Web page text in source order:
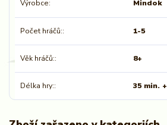
Výrobce Mindok
Počet hráčů: 1-5
Věk hráčů: 8+
Délka hry: 35 min. +